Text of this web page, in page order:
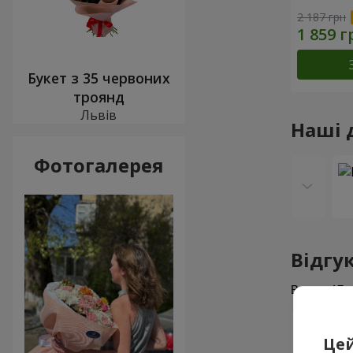
2 187 грн
Наші
Всього 17
Чудова
Букет з 35 червоних
троянд
Львів
Фотогалерея